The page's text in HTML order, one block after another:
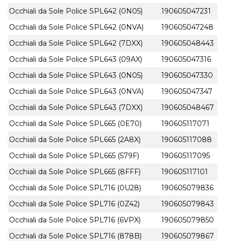
Occhiali da Sole Police SPL642 (0N05)
190605047231
Occhiali da Sole Police SPL642 (0NVA)
190605047248
Occhiali da Sole Police SPL642 (7DXX)
190605048443
Occhiali da Sole Police SPL643 (09AX)
190605047316
Occhiali da Sole Police SPL643 (0N05)
190605047330
Occhiali da Sole Police SPL643 (0NVA)
190605047347
Occhiali da Sole Police SPL643 (7DXX)
190605048467
Occhiali da Sole Police SPL665 (0E70)
190605117071
Occhiali da Sole Police SPL665 (2A8X)
190605117088
Occhiali da Sole Police SPL665 (579F)
190605117095
Occhiali da Sole Police SPL665 (8FFF)
190605117101
Occhiali da Sole Police SPL716 (0U28)
190605079836
Occhiali da Sole Police SPL716 (0Z42)
190605079843
Occhiali da Sole Police SPL716 (6VPX)
190605079850
Occhiali da Sole Police SPL716 (878B)
190605079867